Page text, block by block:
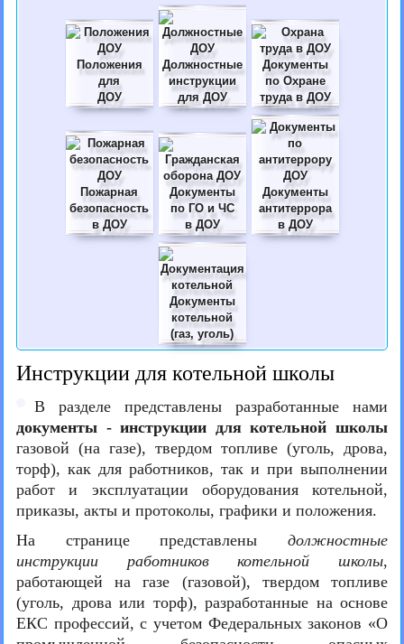
Положения
для
ДОУ
Должностные
инструкции
для ДОУ
Документы
по Охране
труда в ДОУ
Пожарная
безопасность
в ДОУ
Документы
по ГО и ЧС
в ДОУ
Документы
антитеррора
в ДОУ
Документы
котельной
(газ, уголь)
Инструкции для котельной школы
В разделе представлены разработанные нами
документы - инструкции для котельной школы
газовой (на газе), твердом топливе (уголь, дрова,
торф), как для работников, так и при выполнении
работ и эксплуатации оборудования котельной,
приказы, акты и протоколы, графики и положения.
На странице представлены должностные
инструкции работников котельной школы,
работающей на газе (газовой), твердом топливе
(уголь, дрова или торф), разработанные на основе
ЕКС профессий, с учетом Федеральных законов «О